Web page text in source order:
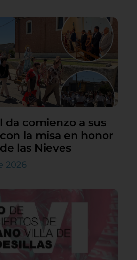
da comienzo a sus
la misa en honor
las Nieves
2026